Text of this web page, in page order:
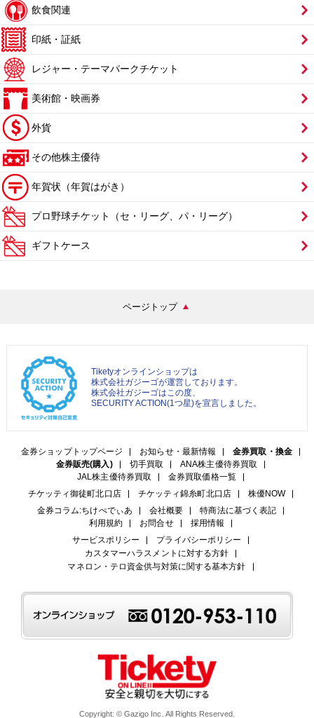
飲食関連
印紙・証紙
レジャー・テーマパークチケット
美術館・映画券
外貨
その他株主優待
年賀状（年賀はがき）
プロ野球チケット（セ・リーグ、パ・リーグ）
ギフトケース
ページトップ
Tiketyオンラインショップは
株式会社ガジーゴが運営しております。
株式会社ガジーゴはこの度、
SECURITY ACTION(1つ星)を宣言しました。
金券ショップトップページ お知らせ・最新情報
金券買取・換金
金券販売(購入)
切手買取
ANA株主優待券買取
JAL株主優待券買取
金券買取価格一覧
チケッティ御徒町北口店
チケッティ錦糸町北口店
株優NOW
金券コラム:ちけぺでぃあ
会社概要
特商法に基づく表記
利用規約
お問合せ
採用情報
サービスポリシー
プライバシーポリシー
カスタマーハラスメントに対する方針
マネロン・テロ資金供与対策に関する基本方針
Copyright: © Gazigo Inc. All Rights Reserved.